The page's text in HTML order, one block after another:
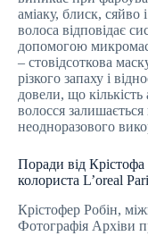
аміаку, блиск, сяйво
волоса відповідає
допомогою
– стовідсоткова
різкого запаху і
довели, що кількість
волосся
неодноразового
Поради від
колориста L’oreal
Крістофер Робін,
Фотографія Архіви